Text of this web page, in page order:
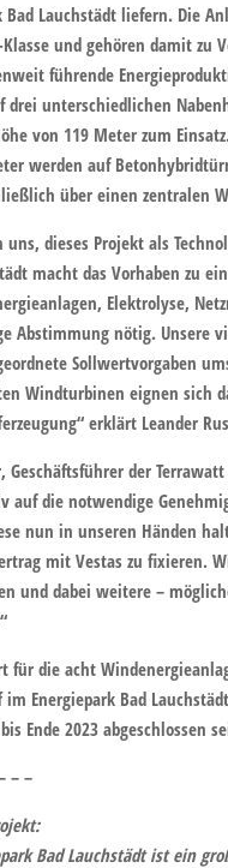
Bad Lauchstädt liefern. Die
und gehören damit zu
führende
drei unterschiedlichen
von 119 Meter zum
werden auf
über einen zentralen
uns, dieses Projekt als
macht das Vorhaben zu
Elektrolyse,
Abstimmung nötig. Unsere
Sollwertvorgaben
Windturbinen eignen sich
erklärt Leander
Geschäftsführer der
auf die notwendige
nun in unseren Händen
mit Vestas zu fixieren.
und dabei weitere –
für die acht
im Energiepark Bad
Ende 2023 abgeschlossen
– –
Bad Lauchstädtist ein